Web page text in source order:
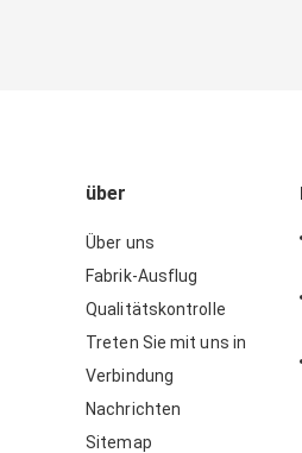
über
Über uns
Fabrik-Ausflug
Qualitätskontrolle
Treten Sie mit uns in
Verbindung
Nachrichten
Sitemap